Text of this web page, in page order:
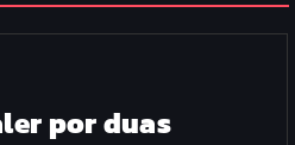
por duas